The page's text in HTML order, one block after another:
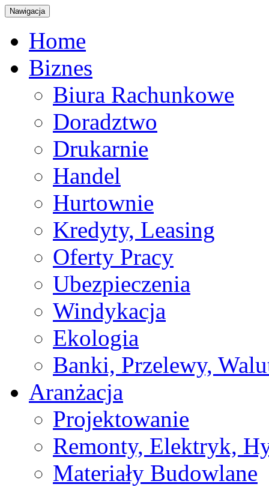
Nawigacja
Home
Biznes
Biura Rachunkowe
Doradztwo
Drukarnie
Handel
Hurtownie
Kredyty, Leasing
Oferty Pracy
Ubezpieczenia
Windykacja
Ekologia
Banki, Przelewy,
Aranżacja
Projektowanie
Remonty, Elektryk,
Materiały Budowlane